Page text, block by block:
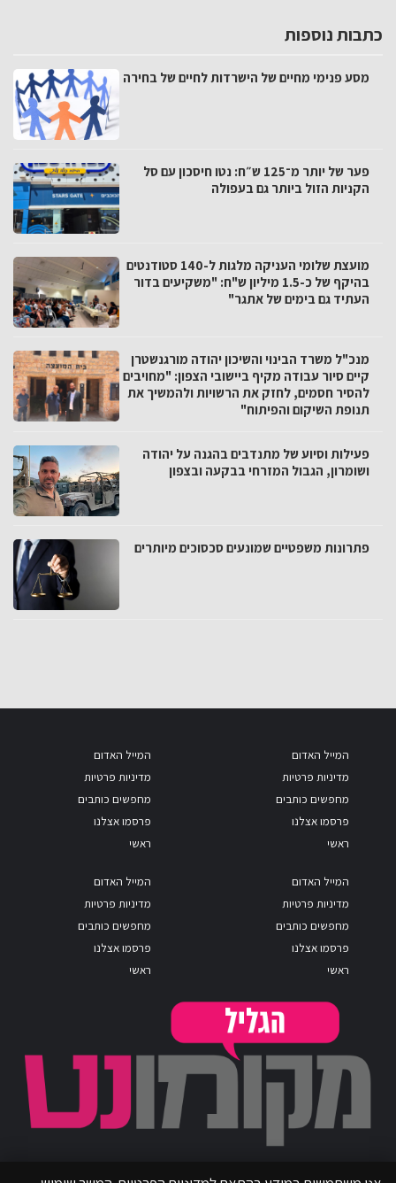
כתבות נוספות
מסע פנימי מחיים של הישרדות לחיים של בחירה
פער של יותר מ־125 ש״ח: נטו חיסכון עם סל
הקניות הזול ביותר גם בעפולה
מועצת שלומי העניקה מלגות ל-140 סטודנטים
בהיקף של כ-1.5 מיליון ש"ח: "משקיעים בדור
העתיד גם בימים של אתגר"
מנכ"ל משרד הבינוי והשיכון יהודה מורגנשטרן
קיים סיור עבודה מקיף ביישובי הצפון: "מחויבים
להסיר חסמים, לחזק את הרשויות ולהמשיך את
תנופת השיקום והפיתוח"
פעילות וסיוע של מתנדבים בהגנה על יהודה
ושומרון, הגבול המזרחי בבקעה ובצפון
פתרונות משפטיים שמונעים סכסוכים מיותרים
המייל האדום
מדיניות פרטיות
מחפשים כותבים
פרסמו אצלנו
ראשי
המייל האדום
מדיניות פרטיות
מחפשים כותבים
פרסמו אצלנו
ראשי
המייל האדום
מדיניות פרטיות
מחפשים כותבים
פרסמו אצלנו
ראשי
המייל האדום
מדיניות פרטיות
מחפשים כותבים
פרסמו אצלנו
ראשי